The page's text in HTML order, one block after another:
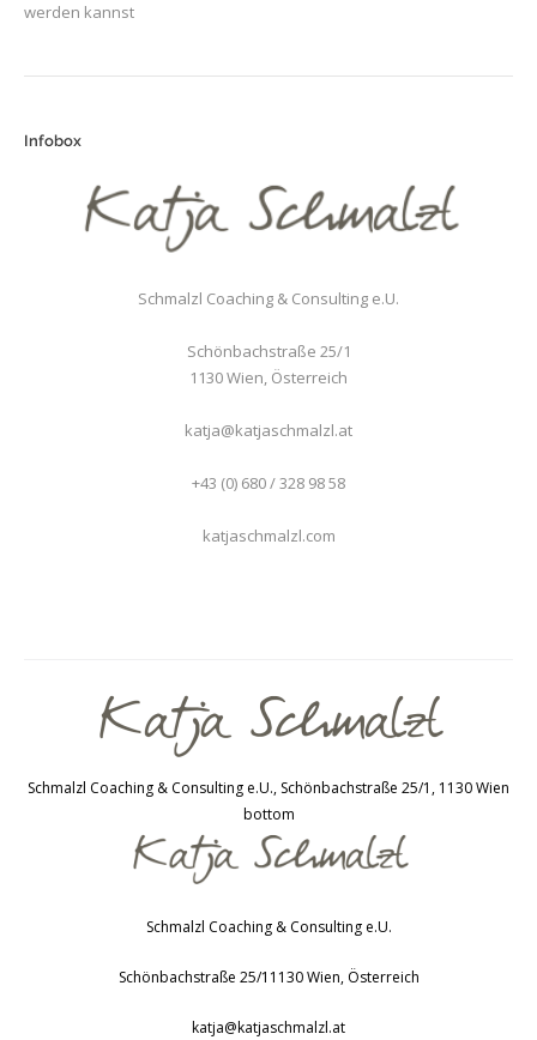
werden kannst
Infobox
Schmalzl Coaching & Consulting e.U.
Schönbachstraße 25/1
1130Wien, Österreich
katja@katjaschmalzl.at
+43 (0) 680 / 328 98 58
katjaschmalzl.com
Schmalzl Coaching & Consulting e.U., Schönbachstraße 25/1, 1130 Wien
bottom
Schmalzl Coaching & Consulting e.U.
Schönbachstraße 25/1 1130 Wien, Österreich
katja@katjaschmalzl.at